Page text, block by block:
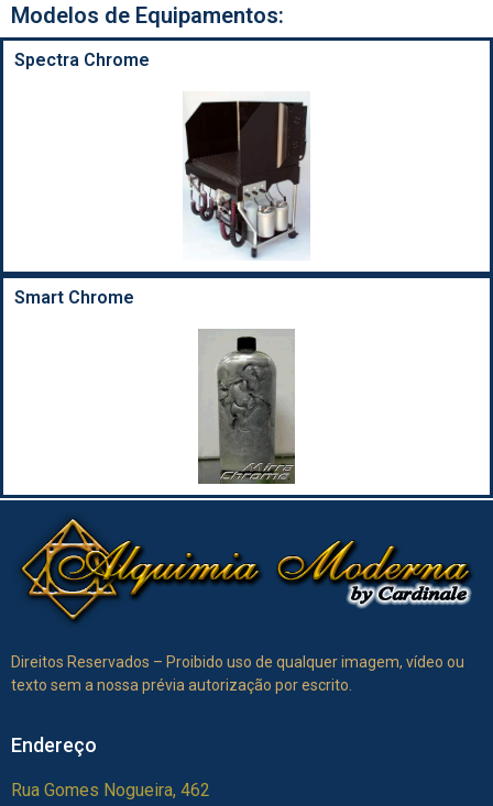
Modelos de Equipamentos:
Spectra Chrome
Smart Chrome
Direitos Reservados – Proibido uso de qualquer imagem, vídeo ou
texto sem a nossa prévia autorização por escrito.
Endereço
Rua Gomes Nogueira, 462